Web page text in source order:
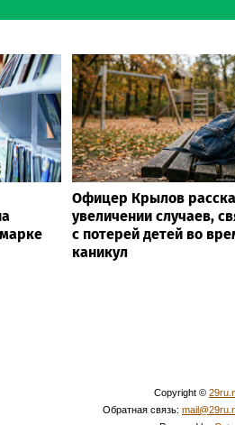
Офицер Крылов
увеличении случаев,
с потерей детей во
каникул
Copyright ©
Обратная связь: